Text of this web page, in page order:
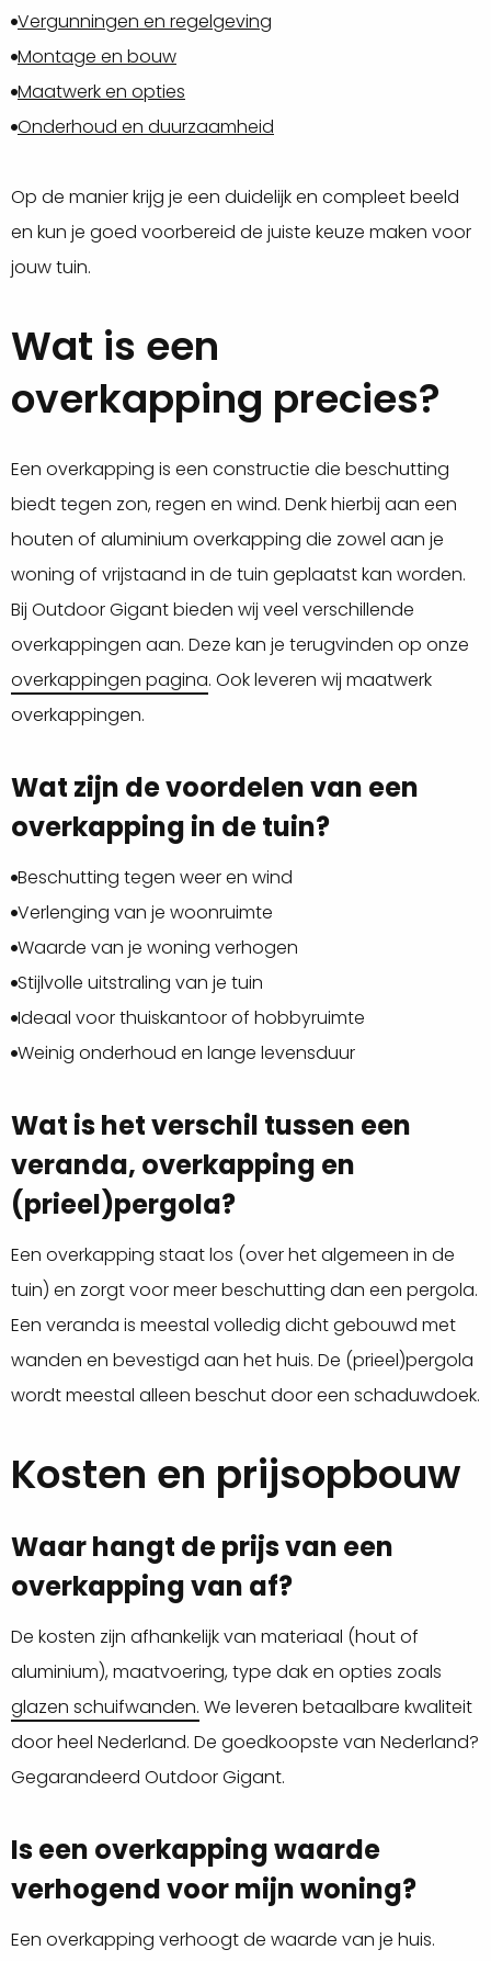
Vergunningen en regelgeving
Montage en bouw
Maatwerk en opties
Onderhoud en duurzaamheid
Op de manier krijg je een duidelijk en compleet beeld
en kun je goed voorbereid de juiste keuze maken voor
jouw tuin.
Wat is een
overkapping precies?
Een overkapping is een constructie die beschutting
biedt tegen zon, regen en wind. Denk hierbij aan een
houten of aluminium overkapping die zowel aan je
woning of vrijstaand in de tuin geplaatst kan worden.
Bij Outdoor Gigant bieden wij veel verschillende
overkappingen aan. Deze kan je terugvinden op onze
overkappingen pagina. Ook leveren wij maatwerk
overkappingen.
Wat zijn de voordelen van een
overkapping in de tuin?
Beschutting tegen weer en wind
Verlenging van je woonruimte
Waarde van je woning verhogen
Stijlvolle uitstraling van je tuin
Ideaal voor thuiskantoor of hobbyruimte
Weinig onderhoud en lange levensduur
Wat is het verschil tussen een
veranda, overkapping en
(prieel)pergola?
Een overkapping staat los (over het algemeen in de
tuin) en zorgt voor meer beschutting dan een pergola.
Een veranda is meestal volledig dicht gebouwd met
wanden en bevestigd aan het huis. De (prieel)pergola
wordt meestal alleen beschut door een schaduwdoek.
Kosten en prijsopbouw
Waar hangt de prijs van een
overkapping van af?
De kosten zijn afhankelijk van materiaal (hout of
aluminium), maatvoering, type dak en opties zoals
glazen schuifwanden. We leveren betaalbare kwaliteit
door heel Nederland. De goedkoopste van Nederland?
Gegarandeerd Outdoor Gigant.
Is een overkapping waarde
verhogend voor mijn woning?
Een overkapping verhoogt de waarde van je huis.